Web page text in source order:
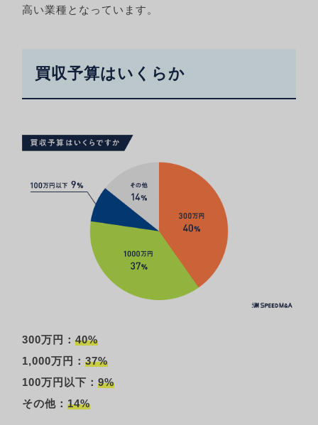
高い業種となっています。
買収予算はいくらか
300万円：40%
1,000万円：37%
100万円以下：9%
その他：14%